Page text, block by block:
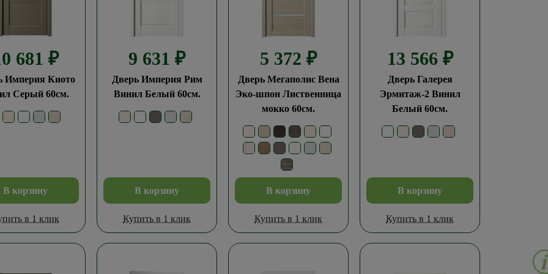
681 ₽
Империя Киото
Серый 60см.
В корзину
в 1 клик
9 631₽
Дверь Империя Рим
Винил Белый 60см.
В корзину
Купить в 1 клик
5 372₽
Дверь Мегаполис Вена
Эко-шпон Лиственница
мокко 60см.
В корзину
Купить в 1 клик
13 566 ₽
Дверь Галерея
Эрмитаж-2 Винил
Белый 60см.
В корзину
Купить в 1 клик